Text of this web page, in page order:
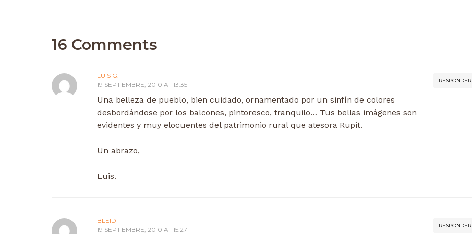
16 Comments
RESPONDER
LUIS G.
19 SEPTIEMBRE, 2010 AT 13:35
Una belleza de pueblo, bien cuidado, ornamentado por un sinfín de colores
desbordándose por los balcones, pintoresco, tranquilo… Tus bellas imágenes son
evidentes y muy elocuentes del patrimonio rural que atesora Rupit.
Un abrazo,
Luis.
RESPONDER
BLEID
19 SEPTIEMBRE, 2010 AT 15:27